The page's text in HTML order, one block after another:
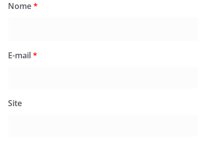
Nome*
E-mail*
Site